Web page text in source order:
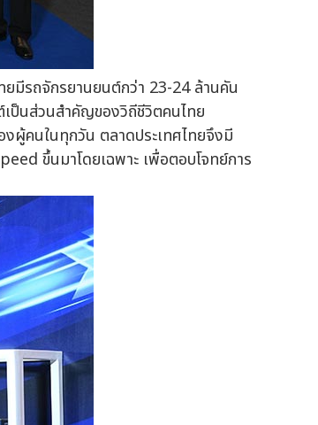
ทยมีรถจักรยานยนต์กว่า 23-24 ล้านคัน
เป็นส่วนสำคัญของวิถีชีวิตคนไทย
คนในทุกวัน ตลาดประเทศไทยจึงมี
ขึ้นมาโดยเฉพาะ เพื่อตอบโจทย์การ